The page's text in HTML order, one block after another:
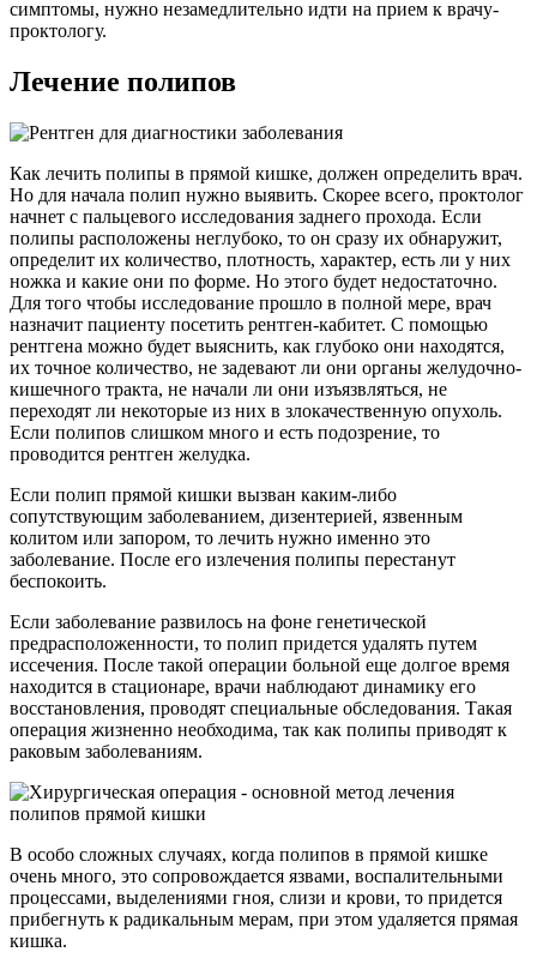
симптомы, нужно незамедлительно идти на прием к врачу-
проктологу.
Лечение полипов
Как лечить полипы в прямой кишке, должен определить врач.
Но для начала полип нужно выявить. Скорее всего, проктолог
начнет с пальцевого исследования заднего прохода. Если
полипы расположены неглубоко, то он сразу их обнаружит,
определит их количество, плотность, характер, есть ли у них
ножка и какие они по форме. Но этого будет недостаточно.
Для того чтобы исследование прошло в полной мере, врач
назначит пациенту посетить рентген-кабитет. С помощью
рентгена можно будет выяснить, как глубоко они находятся,
их точное количество, не задевают ли они органы желудочно-
кишечного тракта, не начали ли они изъязвляться, не
переходят ли некоторые из них в злокачественную опухоль.
Если полипов слишком много и есть подозрение, то
проводится рентген желудка.
Если полип прямой кишки вызван каким-либо
сопутствующим заболеванием, дизентерией, язвенным
колитом или запором, то лечить нужно именно это
заболевание. После его излечения полипы перестанут
беспокоить.
Если заболевание развилось на фоне генетической
предрасположенности, то полип придется удалять путем
иссечения. После такой операции больной еще долгое время
находится в стационаре, врачи наблюдают динамику его
восстановления, проводят специальные обследования. Такая
операция жизненно необходима, так как полипы приводят к
раковым заболеваниям.
В особо сложных случаях, когда полипов в прямой кишке
очень много, это сопровождается язвами, воспалительными
процессами, выделениями гноя, слизи и крови, то придется
прибегнуть к радикальным мерам, при этом удаляется прямая
кишка.